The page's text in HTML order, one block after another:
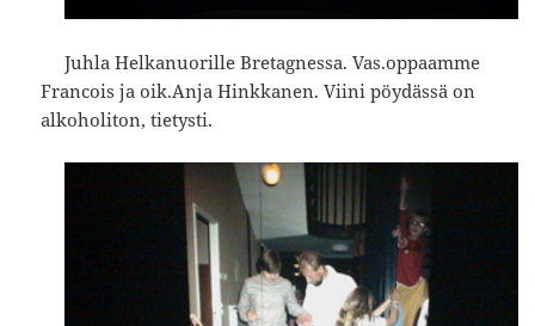
Juhla Helkanuorille Bretagnessa. Vas.oppaamme
Francois ja oik.Anja Hinkkanen. Viini pöydässä on
alkoholiton, tietysti.